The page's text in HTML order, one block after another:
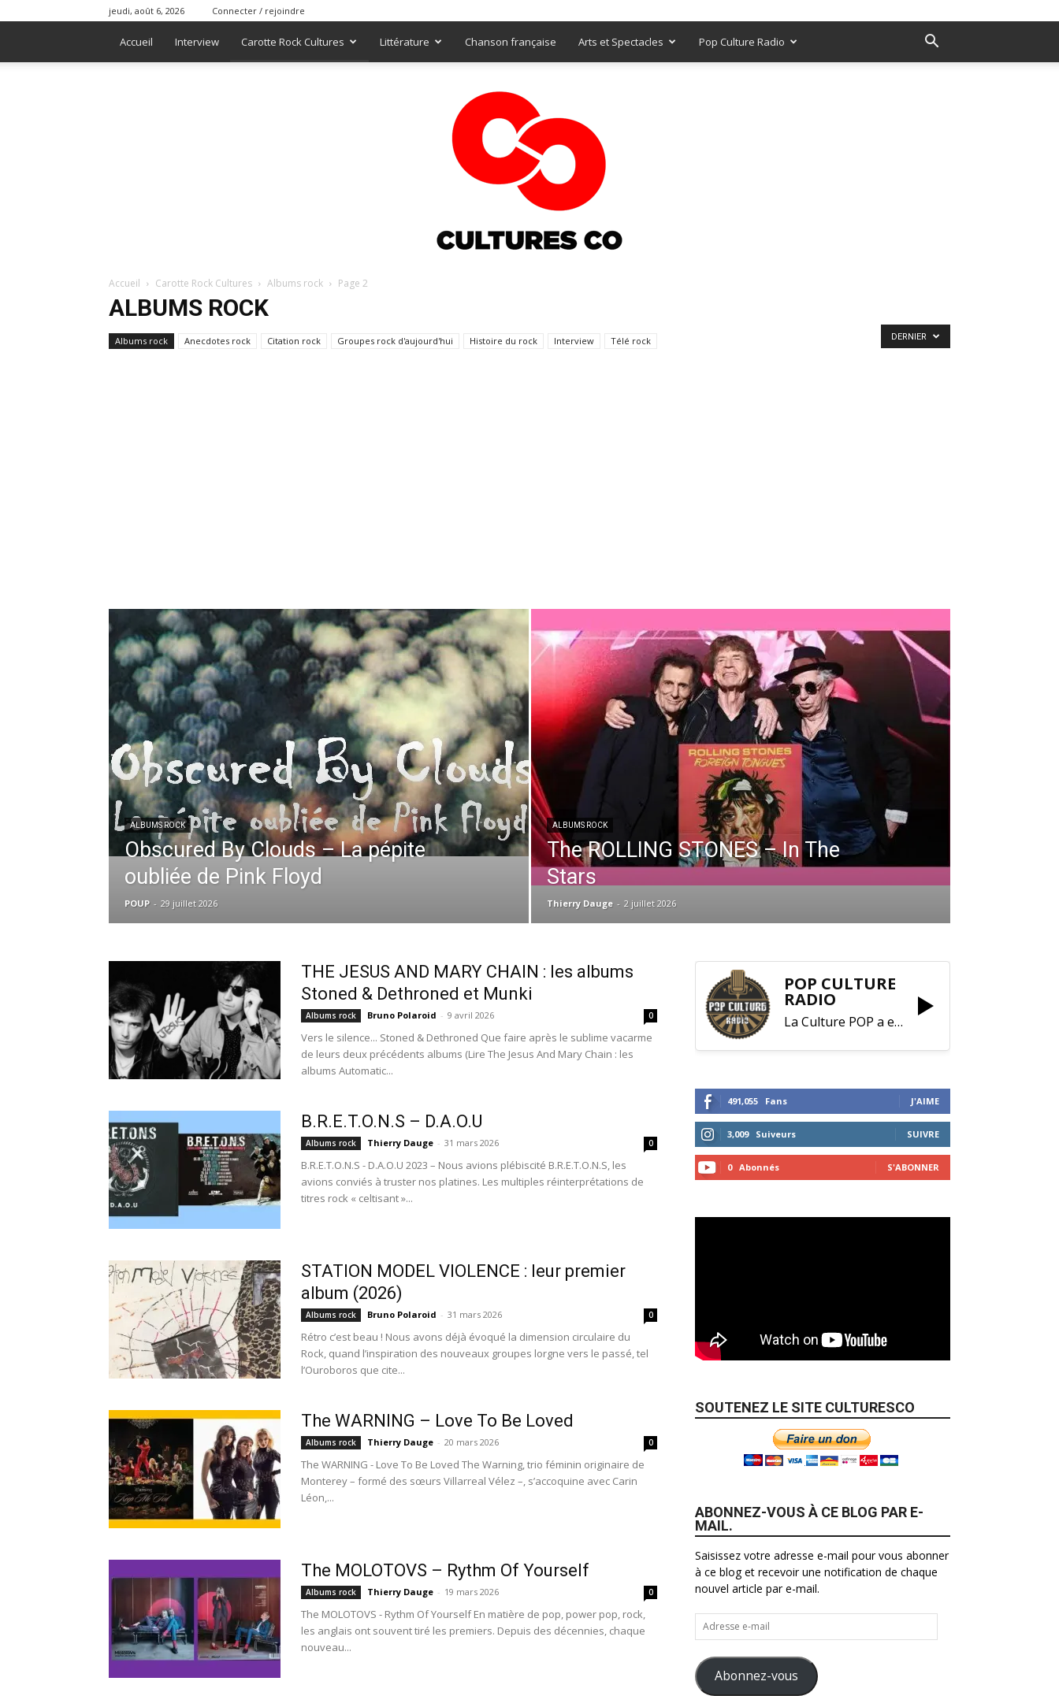
jeudi, août 6, 2026 Connecter / rejoindre
Accueil Interview Carotte Rock Cultures Littérature Chanson française Arts et Spectacles Pop Culture Radio
Accueil Carotte Rock Cultures Albums rock Page 2
ALBUMS ROCK
Albums rock Anecdotes rock Citation rock Groupes rock d'aujourd'hui Histoire du rock Interview Télé rock DERNIER
ALBUMS ROCK
Obscured By Clouds – La pépite
oubliée de Pink Floyd
POUP - 29 juillet 2026
ALBUMS ROCK
The ROLLING STONES – In The
Stars
Thierry Dauge - 2 juillet 2026
THE JESUS AND MARY CHAIN : les albums
Stoned & Dethroned et Munki
Albums rock Bruno Polaroid - 9 avril 2026 0
Vers le silence... Stoned & Dethroned Que faire après le sublime vacarme
de leurs deux précédents albums (Lire The Jesus And Mary Chain : les
albums Automatic...
B.R.E.T.O.N.S – D.A.O.U
Albums rock Thierry Dauge - 31 mars 2026 0
B.R.E.T.O.N.S - D.A.O.U 2023 – Nous avions plébiscité B.R.E.T.O.N.S, les
avions conviés à truster nos platines. Les multiples réinterprétations de
titres rock « celtisant »...
STATION MODEL VIOLENCE : leur premier
album (2026)
Albums rock Bruno Polaroid - 31 mars 2026 0
Rétro c’est beau ! Nous avons déjà évoqué la dimension circulaire du
Rock, quand l’inspiration des nouveaux groupes lorgne vers le passé, tel
l’Ouroboros que cite...
The WARNING – Love To Be Loved
Albums rock Thierry Dauge - 20 mars 2026 0
The WARNING - Love To Be Loved The Warning, trio féminin originaire de
Monterey – formé des sœurs Villarreal Vélez –, s’accoquine avec Carin
Léon,...
The MOLOTOVS – Rythm Of Yourself
Albums rock Thierry Dauge - 19 mars 2026 0
The MOLOTOVS - Rythm Of Yourself En matière de pop, power pop, rock,
les anglais ont souvent tiré les premiers. Depuis des décennies, chaque
nouveau...
POP CULTURE
RADIO
La Culture POP a enfin trouvé sa RADIO !
491,055 Fans J'AIME
3,009 Suiveurs SUIVRE
0 Abonnés S'ABONNER
SOUTENEZ LE SITE CULTURESCO
ABONNEZ-VOUS À CE BLOG PAR E-
MAIL.
Saisissez votre adresse e-mail pour vous abonner
à ce blog et recevoir une notification de chaque
nouvel article par e-mail.
Adresse
e-
mail
Abonnez-vous